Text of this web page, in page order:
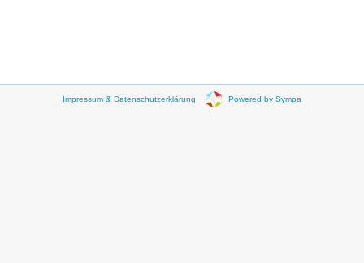
Impressum & Datenschutzerklärung Powered by Sympa